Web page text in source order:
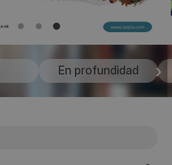
En profundidad